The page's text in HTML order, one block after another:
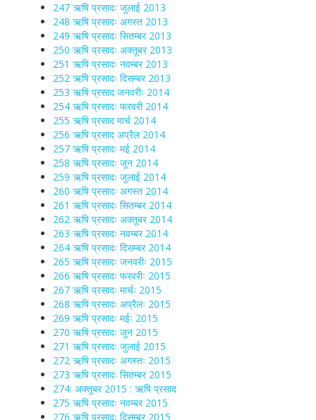
247 ऋषि प्रसादः जुलाई 2013
248 ऋषि प्रसादः अगस्त 2013
249 ऋषि प्रसादः सितम्बर 2013
250 ऋषि प्रसादः अक्तूबर 2013
251 ऋषि प्रसादः नवम्बर 2013
252 ऋषि प्रसादः दिसम्बर 2013
253 ऋषि प्रसाद जनवरीः 2014
254 ऋषि प्रसादः फरवरी 2014
255 ऋषि प्रसाद मार्च 2014
256 ऋषि प्रसाद अप्रैल 2014
257 ऋषि प्रसादः मई 2014
258 ऋषि प्रसादः जून 2014
259 ऋषि प्रसादः जुलाई 2014
260 ऋषि प्रसादः अगस्त 2014
261 ऋषि प्रसादः सितम्बर 2014
262 ऋषि प्रसादः अक्तूबर 2014
263 ऋषि प्रसादः नवम्बर 2014
264 ऋषि प्रसादः दिसम्बर 2014
265 ऋषि प्रसादः जनवरीः 2015
266 ऋषि प्रसादः फरवरीः 2015
267 ऋषि प्रसादः मार्चः 2015
268 ऋषि प्रसादः अप्रैलः 2015
269 ऋषि प्रसादः मईः 2015
270 ऋषि प्रसादः जून 2015
271 ऋषि प्रसादः जुलाई 2015
272 ऋषि प्रसादः अगस्तः 2015
273 ऋषि प्रसादः सितम्बर 2015
274: अक्तूबर 2015 : ऋषि प्रसाद
275 ऋषि प्रसादः नवम्बर 2015
276 ऋषि प्रसादः दिसम्बर 2015